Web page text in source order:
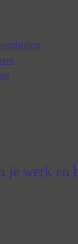
je werk en